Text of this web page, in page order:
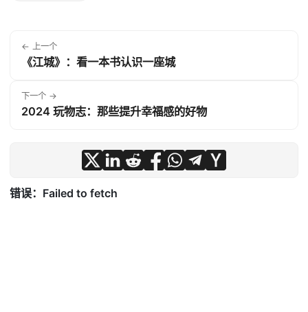
← 上一个
《江城》：看一本书认识一座城
下一个 →
2024 玩物志：那些提升幸福感的好物